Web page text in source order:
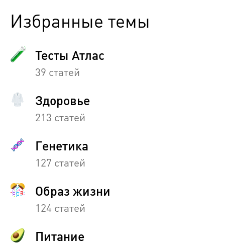
Избранные темы
Тесты Атлас
39 статей
Здоровье
213 статей
Генетика
127 статей
Образ жизни
124 статей
Питание